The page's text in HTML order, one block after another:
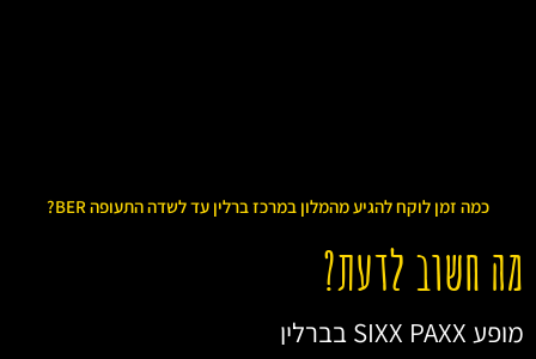
כמה זמן לוקח להגיע מהמלון במרכז ברלין עד לשדה התעופה BER?
מה חשוב לדעת?
מופע SIXX PAXX בברלין